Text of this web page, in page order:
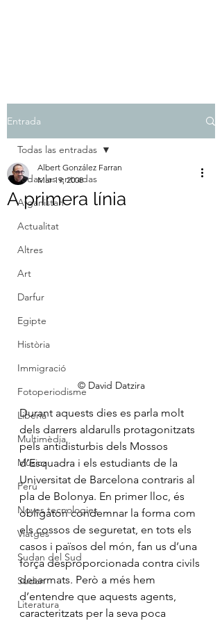
Entrada
Todas las entradas
Afganistan
Actualitat
Altres
Art
Darfur
Egipte
Història
Immigració
Fotoperiodisme
Liberia
Multimèdia
Música
Perú
Noves tecnologies
Viatges
Sudan del Sud
Sudan
Literatura
Todas las entradas
A primera línia
Albert González Farran
Mar 19, 2008
© David Datzira
Durant aquests dies es parla molt
dels darrers aldarulls protagonitzats
pels antidisturbis dels Mossos
d’Esquadra i els estudiants de la
Universitat de Barcelona contraris al
pla de Bolonya. En primer lloc, és
obligatori condemnar la forma com
els cossos de seguretat, en tots els
casos i països del món, fan us d’una
força desproporcionada contra civils
desarmats. Però a més hem
d’entendre que aquests agents,
caracteritzats per la seva poca